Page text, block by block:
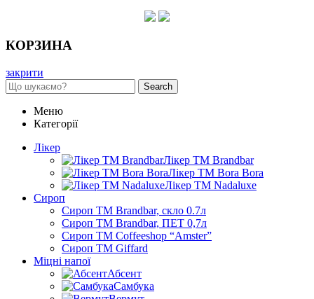
КОРЗИНА
закрити
Search
Меню
Категорії
Лікер
Лікер ТМ Brandbar
Лікер ТМ Bora Bora
Лікер ТМ Nadaluxe
Сироп
Сироп TM Brandbar, скло 0.7л
Сироп TM Brandbar, ПЕТ 0,7л
Сироп TM Coffeeshop “Amster”
Сироп TM Giffard
Міцні напої
Абсент
Самбука